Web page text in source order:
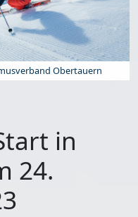
Obertauern
in
24.